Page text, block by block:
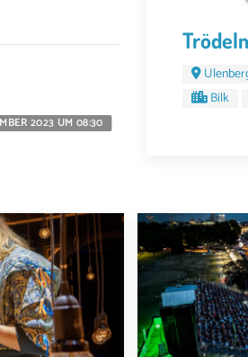
2023 UM 08:30
Bilk